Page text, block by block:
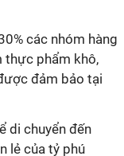
các nhóm hàng
phẩm khô,
đảm bảo tại
di chuyển đến
lẻ của tỷ phú